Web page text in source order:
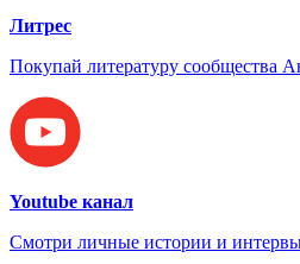
Литрес
Покупай литературу сообщества
Youtube канал
Смотри личные истории и